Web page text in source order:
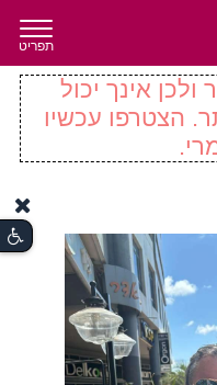
תפריט
אינך יכול
הצטרפו עכשיו